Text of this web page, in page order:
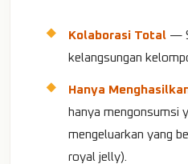
Kolaborasi Total —
kelangsungan
Hanya
hanya mengonsumsi
mengeluarkan yang
royal jelly).